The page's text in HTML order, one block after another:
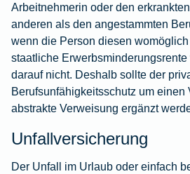
Arbeitnehmerin oder den
anderen als den angestammten
wenn die Person diesen
staatliche
darauf nicht. Deshalb sollte der
Berufsunfähigkeitsschutz um einen
abstrakte Verweisung ergänzt
Unfallversicherung
Der Unfall im Urlaub oder einfach